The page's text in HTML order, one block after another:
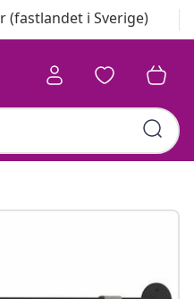
(fastlandet i Sverige)